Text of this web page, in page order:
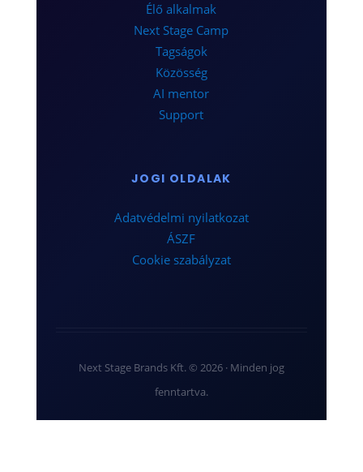
Élő alkalmak
Next Stage Camp
Tagságok
Közösség
AI mentor
Support
JOGI OLDALAK
Adatvédelmi nyilatkozat
ÁSZF
Cookie szabályzat
Next Stage Brands Kft. © 2026 · Minden jog
fenntartva.